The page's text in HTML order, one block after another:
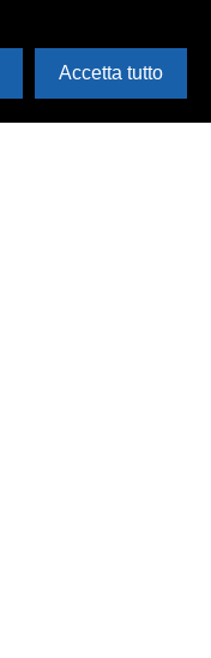
Accetta tutto